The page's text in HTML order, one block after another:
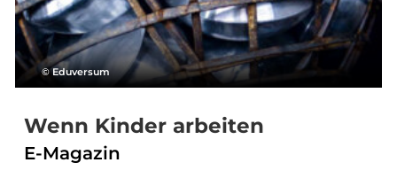
© Eduversum
Wenn Kinder arbeiten
E-Magazin